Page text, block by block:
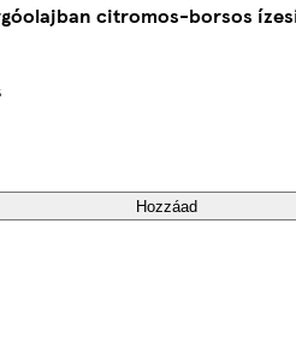
citromos-borsos
Hozzáad